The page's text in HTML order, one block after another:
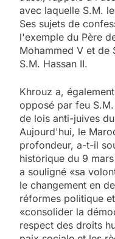
avec laquelle S.M.
Ses sujets de
l'exemple du Père
Mohammed V et de
S.M. Hassan II.
Khrouz a,
opposé par feu
de lois anti-juives
Aujourd'hui, le
profondeur, a-t-il
historique du 9
a souligné «sa
le changement en
réformes politique
«consolider la
respect des droits